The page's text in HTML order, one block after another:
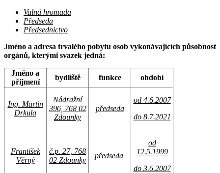
Valná hromada
Předseda
Předsednictvo
Jméno a adresa trvalého pobytu osob vykonávajících působnost
orgánů, kterými svazek jedná:
Jméno a
příjmení
bydliště funkce období
Ing. Martin
Drkula
Nádražní
396, 768 02
Zdounky
předseda
od 4.6.2007
do 8.7.2021
František
Věrný
č.p. 27, 768
02 Zdounky
předseda
od
12.5.1999
do 3.6.2007